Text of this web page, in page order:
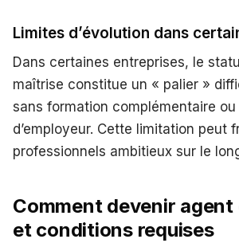
Limites d’évolution dans
Dans certaines entreprises, le
maîtrise constitue un « palier »
sans formation complémentaire
d’employeur. Cette limitation peut
professionnels ambitieux sur le
Comment devenir
et conditions requises